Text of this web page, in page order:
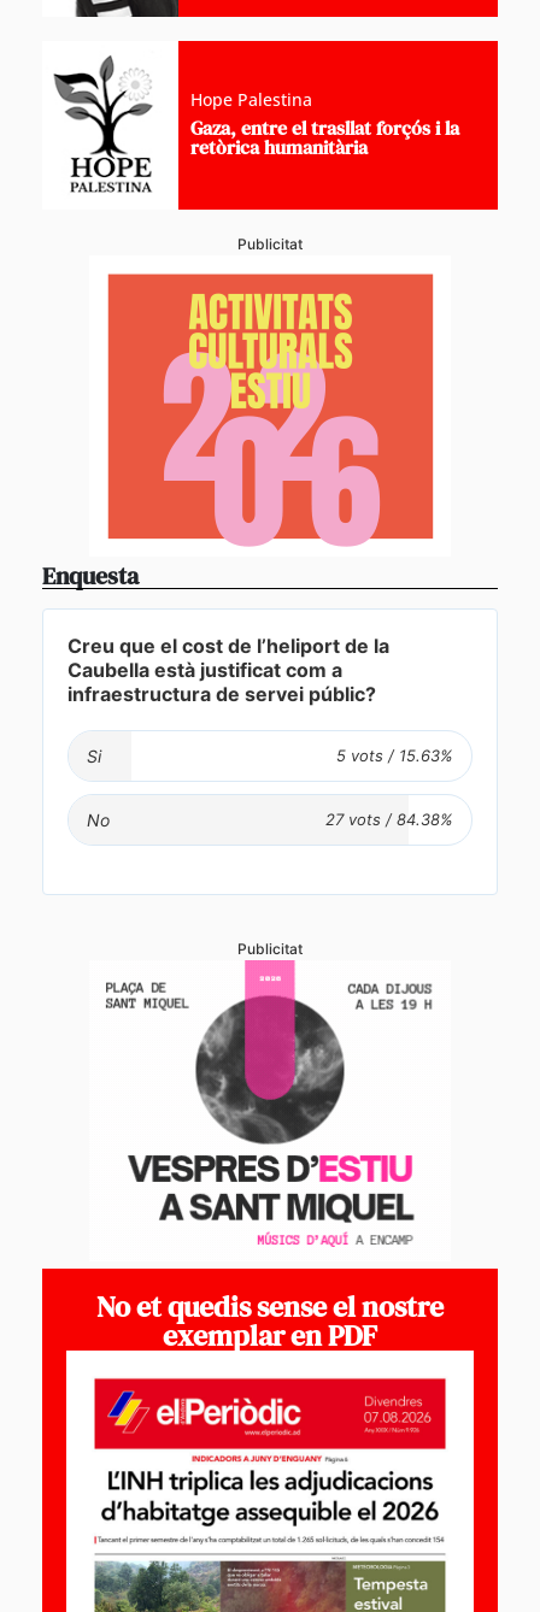
Hope Palestina
Gaza, entre el trasllat forçós i la
retòrica humanitària
Publicitat
Enquesta
Creu que el cost de l’heliport de la
Caubella està justificat com a
infraestructura de servei públic?
Si
No
Publicitat
No et quedis sense el nostre
exemplar en PDF